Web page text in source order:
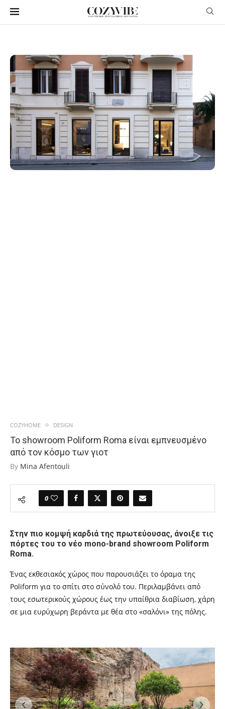
COZYHOME DESIGN
Το showroom Poliform Roma είναι εμπνευσμένο
από τον κόσμο των γιοτ
By Mina Afentouli
0
Στην πιο κομψή καρδιά της πρωτεύουσας, άνοιξε τις
πόρτες του το νέο mono-brand showroom Poliform
Roma.
Ένας εκθεσιακός χώρος που παρουσιάζει το όραμα της
Poliform για το σπίτι στο σύνολό του. Περιλαμβάνει από
τους εσωτερικούς χώρους έως την υπαίθρια διαβίωση, χάρη
σε μια ευρύχωρη βεράντα με θέα στο «σαλόνι» της πόλης.